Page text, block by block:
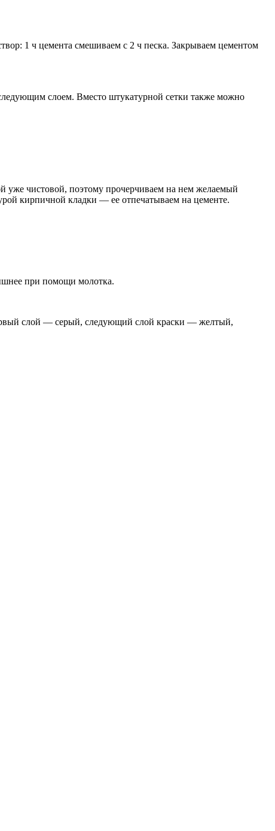
1 ч цемента смешиваем с 2 ч песка. Закрываем цементом
слоем. Вместо штукатурной сетки также можно
уже чистовой, поэтому прочерчиваем на нем желаемый
кирпичной кладки — ее отпечатываем на цементе.
при помощи молотка.
слой — серый, следующий слой краски — желтый,